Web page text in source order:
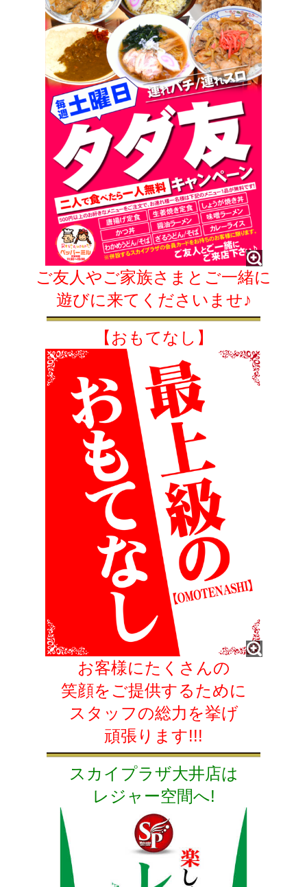
ご友人やご家族さまとご一緒に
遊びに来てくださいませ♪
【おもてなし】
お客様にたくさんの
笑顔をご提供するために
スタッフの総力を挙げ
頑張ります!!!
スカイプラザ大井店は
レジャー空間へ!